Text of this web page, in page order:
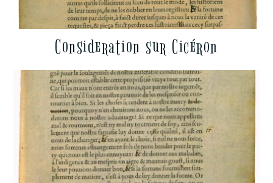
Consideration sur Cicéron